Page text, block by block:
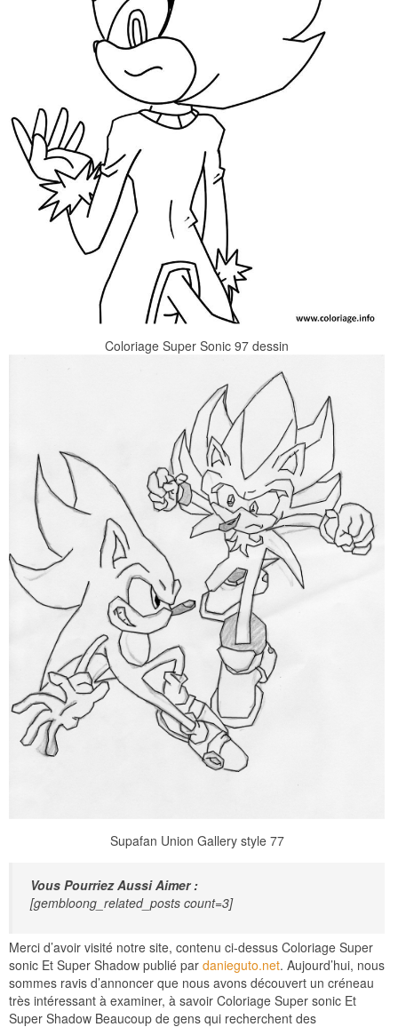
Coloriage Super Sonic 97 dessin
Supafan Union Gallery style 77
Vous Pourriez Aussi Aimer :
[gembloong_related_posts count=3]
Merci d’avoir visité notre site, contenu ci-dessus Coloriage Super
sonic Et Super Shadow publié par danieguto.net. Aujourd’hui, nous
sommes ravis d’annoncer que nous avons découvert un créneau
très intéressant à examiner, à savoir Coloriage Super sonic Et
Super Shadow Beaucoup de gens qui recherchent des